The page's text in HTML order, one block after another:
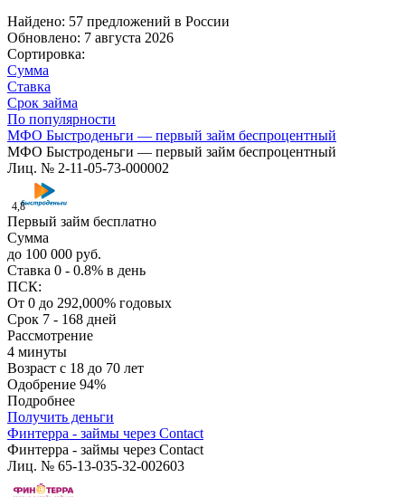
Найдено: 57 предложений в России
Обновлено: 7 августа 2026
Сортировка:
Сумма
Ставка
Срок займа
По популярности
МФО Быстроденьги — первый займ беспроцентный
МФО Быстроденьги — первый займ беспроцентный
Лиц. № 2-11-05-73-000002
4,8
Первый займ бесплатно
Сумма
до 100 000 руб.
Ставка 0 - 0.8% в день
ПСК:
От 0 до 292,000% годовых
Срок 7 - 168 дней
Рассмотрение
4 минуты
Возраст с 18 до 70 лет
Одобрение 94%
Подробнее
Получить деньги
Финтерра - займы через Contact
Финтерра - займы через Contact
Лиц. № 65-13-035-32-002603